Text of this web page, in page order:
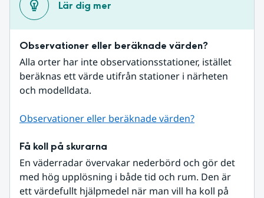
Lär dig mer
Observationer eller beräknade värden?
Alla orter har inte observationsstationer, istället
beräknas ett värde utifrån stationer i närheten
och modelldata.
Observationer eller beräknade värden?
Få koll på skurarna
En väderradar övervakar nederbörd och gör det
med hög upplösning i både tid och rum. Den är
ett värdefullt hjälpmedel när man vill ha koll på